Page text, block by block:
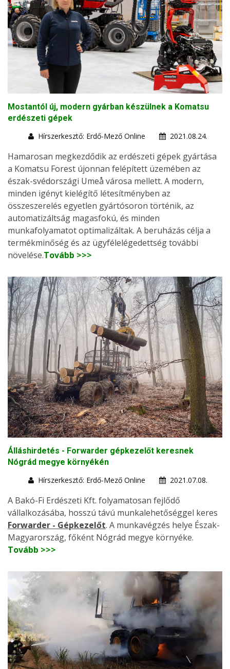
Mostantól új, modern gyárban készülnek a Komatsu
erdészeti gépek
Hírszerkesztő: Erdő-Mező Online
2021.08.24.
Hamarosan megkezdődik az erdészeti gépek gyártása
a Komatsu Forest újonnan felépített üzemében az
észak-svédországi Umeå városa mellett. A modern,
minden igényt kielégítő létesítményben az
összeszerelés egyetlen gyártósoron történik, az
automatizáltság magasfokú, és minden
munkafolyamatot optimalizáltak. A beruházás célja a
termékminőség és az ügyfélelégedettség további
növelése.Tovább >>>
Álláshirdetés - Forwarder gépkezelőt keresnek
Nógrád megye környékén
Hírszerkesztő: Erdő-Mező Online
2021.07.08.
A Bakó-Fi Erdészeti Kft. folyamatosan fejlődő
vállalkozásába, hosszú távú munkalehetőséggel keres
Forwarder - Gépkezelőt. A munkavégzés helye Észak-
Magyarország, főként Nógrád megye környéke.
Tovább >>>